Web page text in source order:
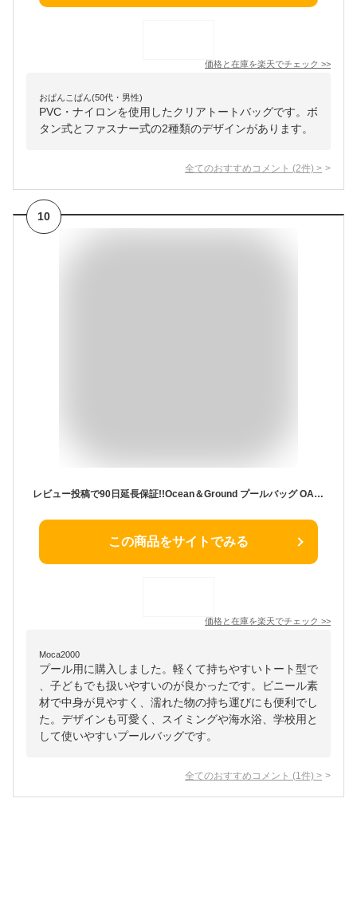
価格と在庫を楽天でチェック >>
おぱんこぱん(50代・男性)
PVC・ナイロンを使用したクリアトートバッグです。ボ
タン式とファスナー式の2種類のデザインがあります。
全てのおすすめコメント (2件) >
10
レビュー投稿で90日延長保証!!Ocean＆Ground プールバッグ OAHU[キッズ・ジュニア]ビニールバッグ ビーチバッグ トートバッグ 海水浴 スイミング 水泳 体育 子供 男の子 女の子 保育園 幼稚園 小学生 春夏 オーシャンアンドグラウンド 1515801 メール便可
この商品をサイトでみる
価格と在庫を楽天でチェック >>
Moca2000
プール用に購入しました。軽くて持ちやすいトート型で
、子どもでも扱いやすいのが良かったです。ビニール素
材で中身が見やすく、濡れた物の持ち運びにも便利でし
た。デザインも可愛く、スイミングや海水浴、学校用と
して使いやすいプールバッグです。
全てのおすすめコメント (1 件) >